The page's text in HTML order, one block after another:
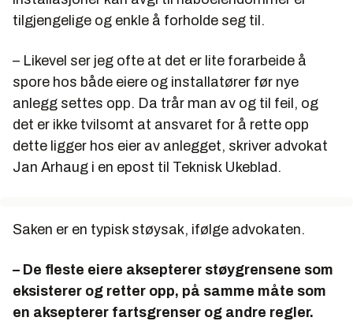
tilgjengelige og enkle å forholde seg til.
– Likevel ser jeg ofte at det er lite forarbeide å
spore hos både eiere og installatører før nye
anlegg settes opp. Da trår man av og til feil, og
det er ikke tvilsomt at ansvaret for å rette opp
dette ligger hos eier av anlegget, skriver advokat
Jan Arhaug i en epost til Teknisk Ukeblad.
Saken er en typisk støysak, ifølge advokaten.
– De fleste eiere aksepterer støygrensene som
eksisterer og retter opp, på samme måte som
en aksepterer fartsgrenser og andre regler.